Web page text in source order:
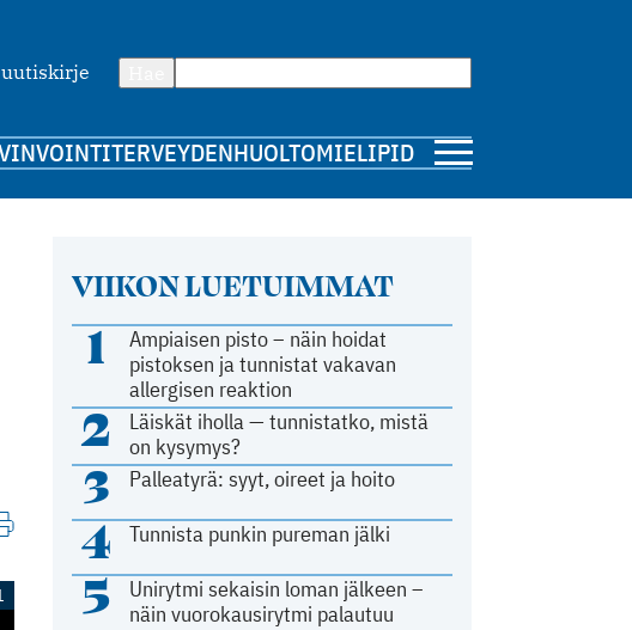
TERVEYDENHUOLTOMIELIPIDE
VIIKON LUETUIMMAT
1
Ampiaisen pisto – näin hoidat
pistoksen ja tunnistat vakavan
allergisen reaktion
2
Läiskät iholla — tunnistatko, mistä
on kysymys?
3 Palleatyrä: syyt, oireet ja hoito
4 Tunnista punkin pureman jälki
5
Unirytmi sekaisin loman jälkeen –
näin vuorokausirytmi palautuu